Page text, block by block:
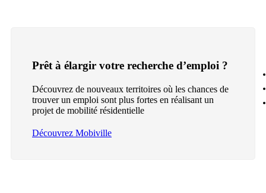
Prêt à élargir votre recherche d’emploi ?
Découvrez de nouveaux territoires où les chances de
trouver un emploi sont plus fortes en réalisant un
projet de mobilité résidentielle
Découvrez Mobiville